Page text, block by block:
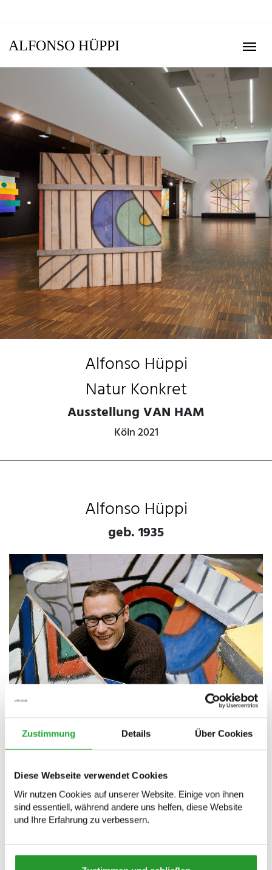
Zustimmung Details Über Cookies
Diese Webseite verwendet Cookies
Wir nutzen Cookies auf unserer Website. Einige von ihnen
sind essentiell, während andere uns helfen, diese Website
und Ihre Erfahrung zu verbessern.
ALFONSO HÜPPI
Alfonso Hüppi
Natur Konkret
Ausstellung VAN HAM
Köln 2021
Alfonso Hüppi
geb. 1935
Der Schweizer Objektkünstler und Zeichner Alfonso Hüppi
Nachkriegsavantgarde und Postmoderne. Sein Werk ist